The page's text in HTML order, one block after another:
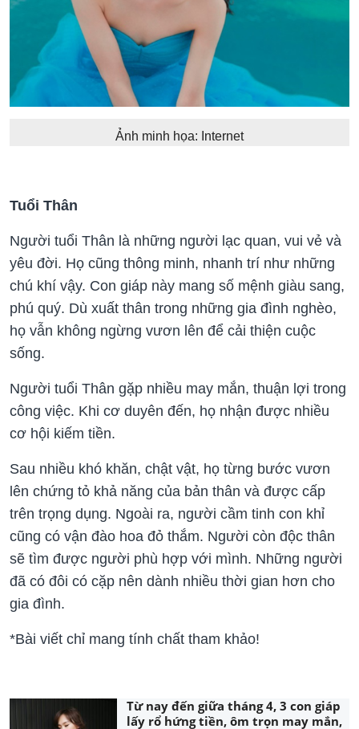
Ảnh minh họa: Internet
Tuổi Thân
Người tuổi Thân là những người lạc quan, vui vẻ và
yêu đời. Họ cũng thông minh, nhanh trí như những
chú khí vậy. Con giáp này mang số mệnh giàu sang,
phú quý. Dù xuất thân trong những gia đình nghèo,
họ vẫn không ngừng vươn lên để cải thiện cuộc
sống.
Người tuổi Thân gặp nhiều may mắn, thuận lợi trong
công việc. Khi cơ duyên đến, họ nhận được nhiều
cơ hội kiếm tiền.
Sau nhiều khó khăn, chật vật, họ từng bước vươn
lên chứng tỏ khả năng của bản thân và được cấp
trên trọng dụng. Ngoài ra, người cầm tinh con khỉ
cũng có vận đào hoa đỏ thắm. Người còn độc thân
sẽ tìm được người phù hợp với mình. Những người
đã có đôi có cặp nên dành nhiều thời gian hơn cho
gia đình.
*Bài viết chỉ mang tính chất tham khảo!
Từ nay đến giữa tháng 4, 3 con giáp
lấy rổ hứng tiền, ôm trọn may mắn,